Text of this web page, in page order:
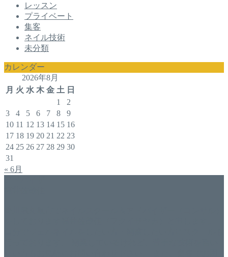
レッスン
プライベート
集客
ネイル技術
未分類
カレンダー
2026年8月
月 火 水 木 金 土 日
1
2
3
4 5 6 7 8
9
10 11 12 13 14 15 16
17 18 19 20 21 22 23
24 25 26 27 28 29 30
31
« 6月